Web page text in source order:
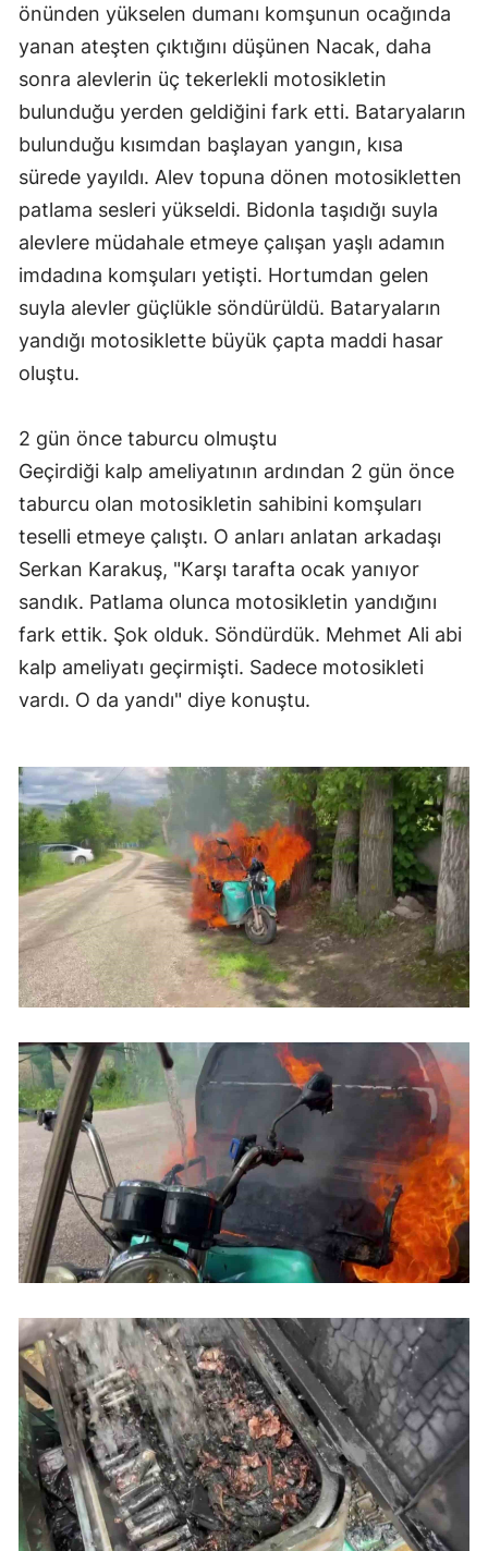
önünden yükselen dumanı komşunun ocağında
yanan ateşten çıktığını düşünen Nacak, daha
sonra alevlerin üç tekerlekli motosikletin
bulunduğu yerden geldiğini fark etti. Bataryaların
bulunduğu kısımdan başlayan yangın, kısa
sürede yayıldı. Alev topuna dönen motosikletten
patlama sesleri yükseldi. Bidonla taşıdığı suyla
alevlere müdahale etmeye çalışan yaşlı adamın
imdadına komşuları yetişti. Hortumdan gelen
suyla alevler güçlükle söndürüldü. Bataryaların
yandığı motosiklette büyük çapta maddi hasar
oluştu.
2 gün önce taburcu olmuştu
Geçirdiği kalp ameliyatının ardından 2 gün önce
taburcu olan motosikletin sahibini komşuları
teselli etmeye çalıştı. O anları anlatan arkadaşı
Serkan Karakuş, "Karşı tarafta ocak yanıyor
sandık. Patlama olunca motosikletin yandığını
fark ettik. Şok olduk. Söndürdük. Mehmet Ali abi
kalp ameliyatı geçirmişti. Sadece motosikleti
vardı. O da yandı" diye konuştu.